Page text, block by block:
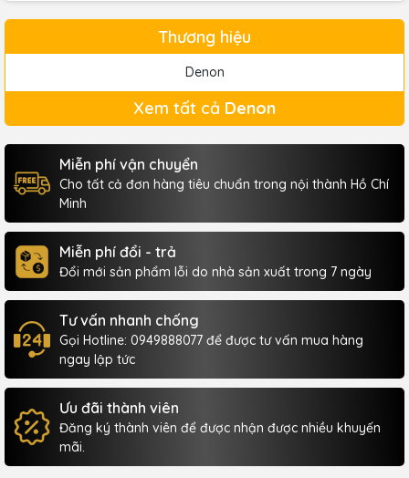
Thương hiệu
Denon
Xem tất cả Denon
Miễn phí vận chuyển
Cho tất cả đơn hàng tiêu chuẩn trong nội thành Hồ Chí
Minh
Miễn phí đổi - trả
Đổi mới sản phẩm lỗi do nhà sản xuất trong 7 ngày
Tư vấn nhanh chống
Gọi Hotline: 0949888077 để được tư vấn mua hàng
ngay lập tức
Ưu đãi thành viên
Đăng ký thành viên để được nhận được nhiều khuyến
mãi.